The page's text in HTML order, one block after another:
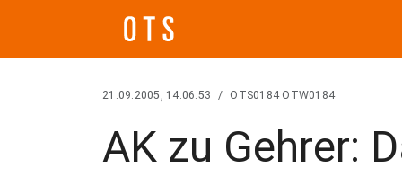
21.09.2005, 14:06:53 / OTS0184 OTW0184
AK zu Gehrer: